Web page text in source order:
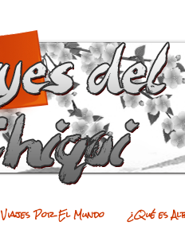
Viajes Por El Mundo ¿Qué es